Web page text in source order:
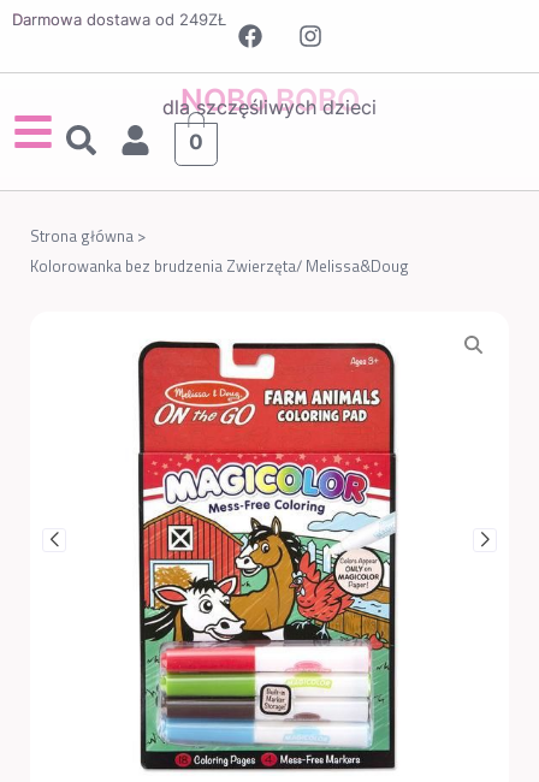
Darmowa dostawa od 249ZŁ
NOBO BOBO
dla szczęśliwych dzieci
0
Strona główna >
Kolorowanka bez brudzenia Zwierzęta/ Melissa&Doug